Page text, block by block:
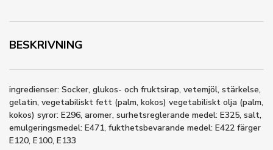
BESKRIVNING
ingredienser: Socker, glukos- och fruktsirap, vetemjöl, stärkelse,
gelatin, vegetabiliskt fett (palm, kokos) vegetabiliskt olja (palm,
kokos) syror: E296, aromer, surhetsreglerande medel: E325, salt,
emulgeringsmedel: E471, fukthetsbevarande medel: E422 färger
E120, E100, E133